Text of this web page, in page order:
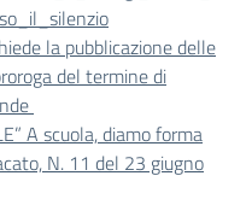
la pubblicazione delle
del termine di
A scuola, diamo forma
N. 11 del 23 giugno